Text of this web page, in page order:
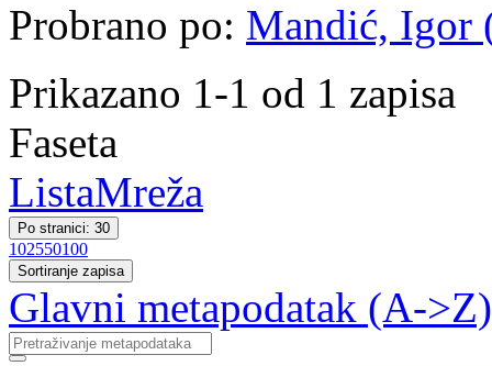
Probrano po: Mandić, Igor
Prikazano 1-1 od 1 zapisa
Faseta
ListaMreža
Po stranici: 30
102550100
Sortiranje zapisa
Glavni metapodatak (A->Z)